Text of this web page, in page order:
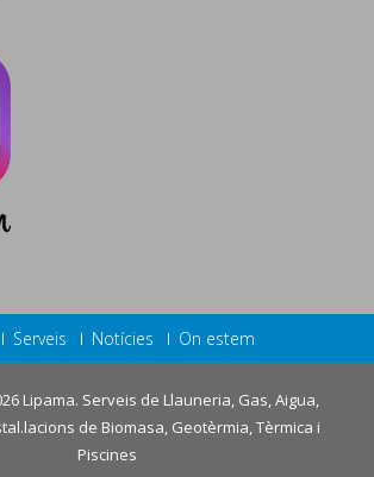
Serveis Notícies On estem
Lipama. Serveis de Llauneria, Gas, Aigua,
de Biomasa, Geotèrmia, Tèrmica i
Piscines